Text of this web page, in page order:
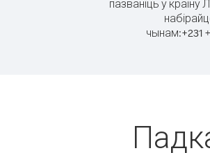
пазваніць у краіну
чынам:+231 +